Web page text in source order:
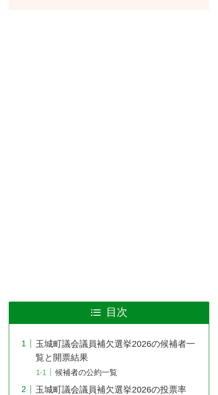
目次
玉城町議会議員補欠選挙2026の候補者一
覧と開票結果
候補者の公約一覧
玉城町議会議員補欠選挙2026の投票率